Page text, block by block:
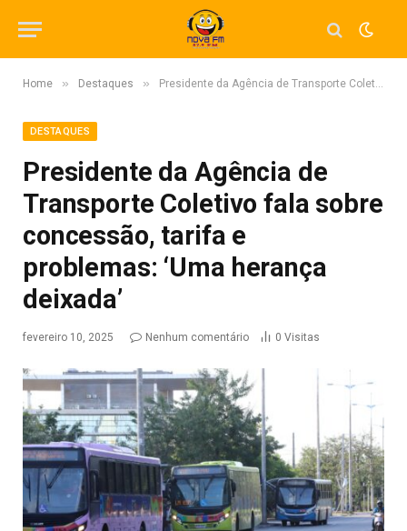
Home » Destaques » Presidente da Agência de Transporte Coletivo fala sobre concessão, tarifa e problemas: ‘Uma herança deixada’
DESTAQUES
Presidente da Agência de
Transporte Coletivo fala sobre
concessão, tarifa e
problemas: ‘Uma herança
deixada’
fevereiro 10, 2025 Nenhum comentário 0 Visitas